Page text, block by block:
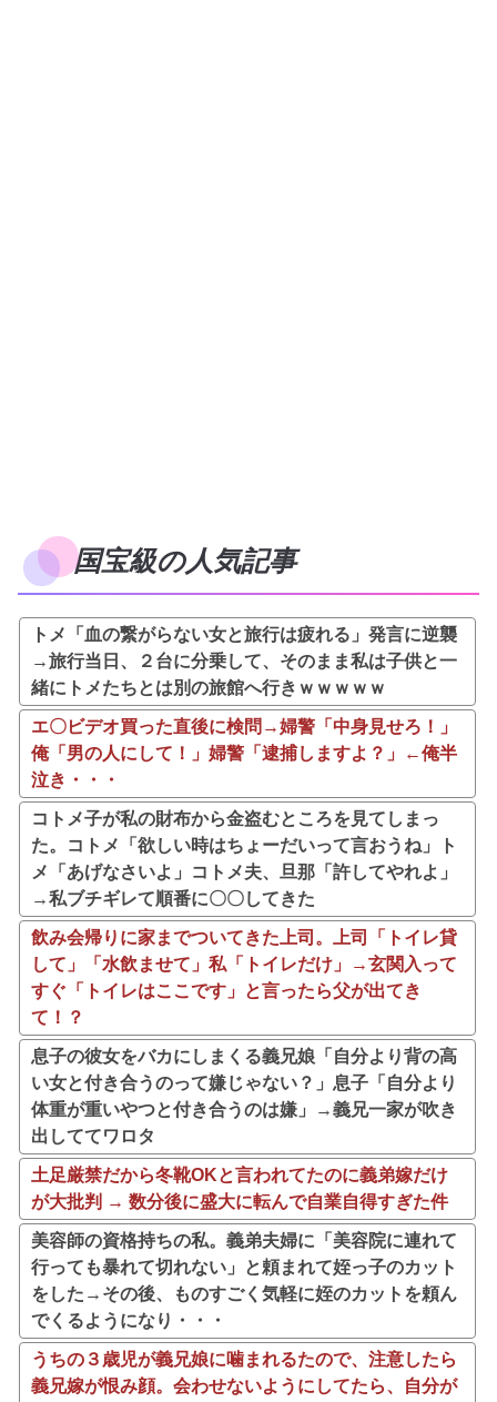
国宝級の人気記事
トメ「血の繋がらない女と旅行は疲れる」発言に逆襲
→旅行当日、２台に分乗して、そのまま私は子供と一
緒にトメたちとは別の旅館へ行きｗｗｗｗｗ
エ〇ビデオ買った直後に検問→婦警「中身見せろ！」
俺「男の人にして！」婦警「逮捕しますよ？」←俺半
泣き・・・
コトメ子が私の財布から金盗むところを見てしまっ
た。コトメ「欲しい時はちょーだいって言おうね」ト
メ「あげなさいよ」コトメ夫、旦那「許してやれよ」
→私ブチギレて順番に〇〇してきた
飲み会帰りに家までついてきた上司。上司「トイレ貸
して」「水飲ませて」私「トイレだけ」→玄関入って
すぐ「トイレはここです」と言ったら父が出てき
て！？
息子の彼女をバカにしまくる義兄娘「自分より背の高
い女と付き合うのって嫌じゃない？」息子「自分より
体重が重いやつと付き合うのは嫌」→義兄一家が吹き
出しててワロタ
土足厳禁だから冬靴OKと言われてたのに義弟嫁だけ
が大批判 → 数分後に盛大に転んで自業自得すぎた件
美容師の資格持ちの私。義弟夫婦に「美容院に連れて
行っても暴れて切れない」と頼まれて姪っ子のカット
をした→その後、ものすごく気軽に姪のカットを頼ん
でくるようになり・・・
うちの３歳児が義兄娘に噛まれるたので、注意したら
義兄嫁が恨み顔。会わせないようにしてたら、自分が